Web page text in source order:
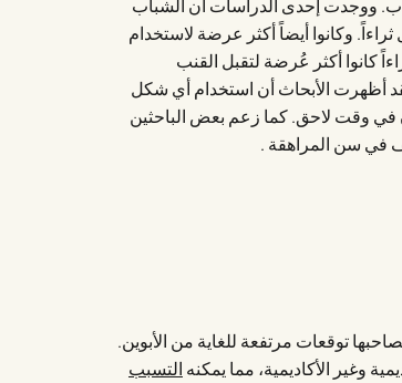
ووجدت إحدى الدراسات أن الشباب
وكانوا أيضاً أكثر عرضة لاستخدام
كانوا أكثر عُرضة لتقبل القنب
أظهرت الأبحاث أن استخدام أي شكل
في وقت لاحق. كما زعم بعض الباحثين
في سن المراهقة .
توقعات مرتفعة للغاية من الأبوين.
وغير الأكاديمية، مما يمكنه التسبب